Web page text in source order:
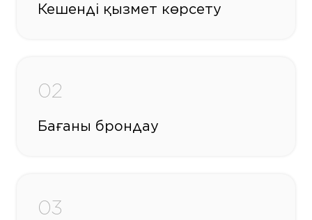
Кешенді қызмет көрсету
02
Бағаны брондау
03